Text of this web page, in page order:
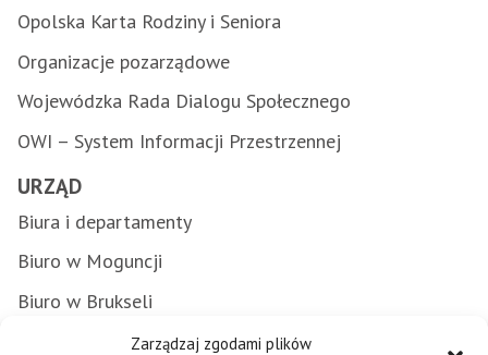
Zarządzaj zgodami plików
Opolska Karta Rodziny i Seniora
Organizacje pozarządowe
Wojewódzka Rada Dialogu Społecznego
OWI – System Informacji Przestrzennej
URZĄD
Biura i departamenty
Biuro w Moguncji
Biuro w Brukseli
Załatwianie spraw w urzędzie